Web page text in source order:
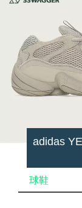
adidas
球鞋